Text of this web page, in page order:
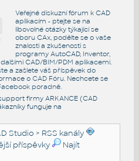
Veřejné diskuzní fórum k CAD
aplikacím - ptejte se na
libovolné otázky týkající se
oboru CAx, podělte se o vaše
znalosti a zkušenosti s
programy AutoCAD, Inventor,
dalšími CAD/BIM/PDM aplikacemi.
a zašlete váš příspěvek do
o CAD Fóru. Nechcete se
poradně.
firmy ARKANCE (CAD
funguje na
Studio > RSS kanály
příspěvky
Najít